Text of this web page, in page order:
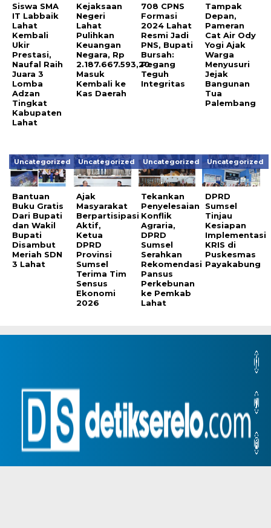
Siswa SMA
IT Labbaik
Lahat
Kembali
Ukir
Prestasi,
Naufal Raih
Juara 3
Lomba
Adzan
Tingkat
Kabupaten
Lahat
Kejaksaan
Negeri
Lahat
Pulihkan
Keuangan
Negara, Rp
2.187.667.593,20
Masuk
Kembali ke
Kas Daerah
708 CPNS
Formasi
2024 Lahat
Resmi Jadi
PNS, Bupati
Bursah:
Pegang
Teguh
Integritas
Tampak
Depan,
Pameran
Cat Air Ody
Yogi Ajak
Warga
Menyusuri
Jejak
Bangunan
Tua
Palembang
Uncategorized
Bantuan
Buku Gratis
Dari Bupati
dan Wakil
Bupati
Disambut
Meriah SDN
3 Lahat
Uncategorized
Ajak
Masyarakat
Berpartisipasi
Aktif,
Ketua
DPRD
Provinsi
Sumsel
Terima Tim
Sensus
Ekonomi
2026
Uncategorized
Tekankan
Penyelesaian
Konflik
Agraria,
DPRD
Sumsel
Serahkan
Rekomendasi
Pansus
Perkebunan
ke Pemkab
Lahat
Uncategorized
DPRD
Sumsel
Tinjau
Kesiapan
Implementasi
KRIS di
Puskesmas
Payakabung